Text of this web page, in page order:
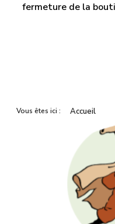
fermeture de la
Vous êtes ici : Accueil